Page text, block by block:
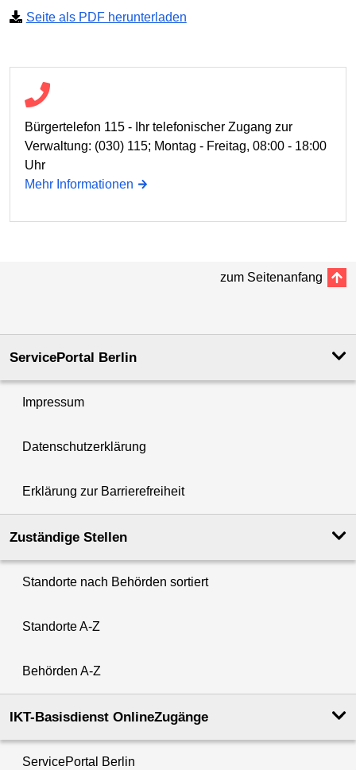
Seite als PDF herunterladen
Bürgertelefon 115 - Ihr telefonischer Zugang zur
Verwaltung: (030) 115; Montag - Freitag, 08:00 - 18:00
Uhr
Mehr Informationen
zum Seitenanfang
ServicePortal Berlin
Impressum
Datenschutzerklärung
Erklärung zur Barrierefreiheit
Zuständige Stellen
Standorte nach Behörden sortiert
Standorte A-Z
Behörden A-Z
IKT-Basisdienst OnlineZugänge
ServicePortal Berlin